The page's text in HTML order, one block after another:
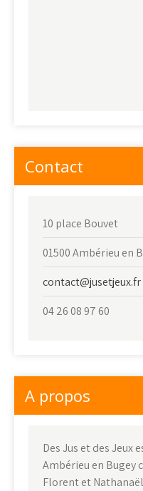
Contact
10 place Bouvet
01500 Ambérieu en
contact@jusetjeux.fr
04 26 08 97 60
A propos
Des Jus et des Jeux
Ambérieu en Bugey
Florent et